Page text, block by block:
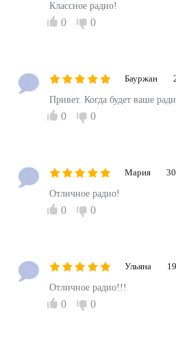
Классное радио!
0 0
Бауржан
Привет. Когда будет ваше
0 0
Мария
Отличное радио!
0 0
Ульяна
Отличное радио!!!
0 0